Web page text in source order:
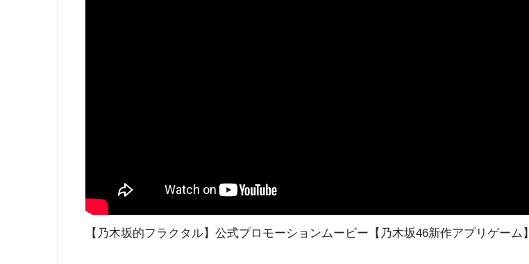
【乃木坂的フラクタル】公式プロモーションムービー【乃木坂46新作アプリゲーム】